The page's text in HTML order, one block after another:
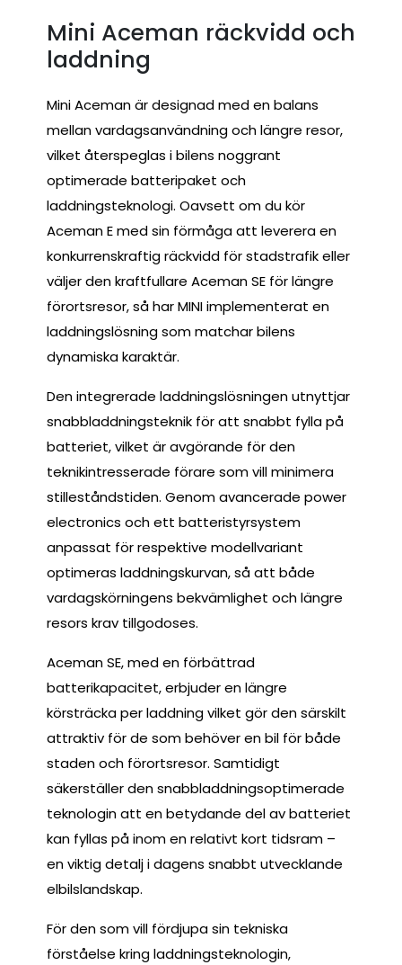
Mini Aceman räckvidd och
laddning
Mini Aceman är designad med en balans
mellan vardagsanvändning och längre resor,
vilket återspeglas i bilens noggrant
optimerade batteripaket och
laddningsteknologi. Oavsett om du kör
Aceman E med sin förmåga att leverera en
konkurrenskraftig räckvidd för stadstrafik eller
väljer den kraftfullare Aceman SE för längre
förortsresor, så har MINI implementerat en
laddningslösning som matchar bilens
dynamiska karaktär.
Den integrerade laddningslösningen utnyttjar
snabbladdningsteknik för att snabbt fylla på
batteriet, vilket är avgörande för den
teknikintresserade förare som vill minimera
stilleståndstiden. Genom avancerade power
electronics och ett batteristyrsystem
anpassat för respektive modellvariant
optimeras laddningskurvan, så att både
vardagskörningens bekvämlighet och längre
resors krav tillgodoses.
Aceman SE, med en förbättrad
batterikapacitet, erbjuder en längre
körsträcka per laddning vilket gör den särskilt
attraktiv för de som behöver en bil för både
staden och förortsresor. Samtidigt
säkerställer den snabbladdningsoptimerade
teknologin att en betydande del av batteriet
kan fyllas på inom en relativt kort tidsram –
en viktig detalj i dagens snabbt utvecklande
elbilslandskap.
För den som vill fördjupa sin tekniska
förståelse kring laddningsteknologin,